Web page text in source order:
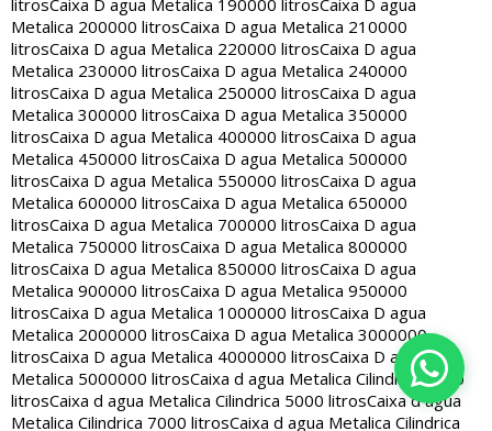
litrosCaixa D agua Metalica 190000 litrosCaixa D agua
Metalica 200000 litrosCaixa D agua Metalica 210000
litrosCaixa D agua Metalica 220000 litrosCaixa D agua
Metalica 230000 litrosCaixa D agua Metalica 240000
litrosCaixa D agua Metalica 250000 litrosCaixa D agua
Metalica 300000 litrosCaixa D agua Metalica 350000
litrosCaixa D agua Metalica 400000 litrosCaixa D agua
Metalica 450000 litrosCaixa D agua Metalica 500000
litrosCaixa D agua Metalica 550000 litrosCaixa D agua
Metalica 600000 litrosCaixa D agua Metalica 650000
litrosCaixa D agua Metalica 700000 litrosCaixa D agua
Metalica 750000 litrosCaixa D agua Metalica 800000
litrosCaixa D agua Metalica 850000 litrosCaixa D agua
Metalica 900000 litrosCaixa D agua Metalica 950000
litrosCaixa D agua Metalica 1000000 litrosCaixa D agua
Metalica 2000000 litrosCaixa D agua Metalica 3000000
litrosCaixa D agua Metalica 4000000 litrosCaixa D agua
Metalica 5000000 litrosCaixa d agua Metalica Cilindrica 2000
litrosCaixa d agua Metalica Cilindrica 5000 litrosCaixa d agua
Metalica Cilindrica 7000 litrosCaixa d agua Metalica Cilindrica